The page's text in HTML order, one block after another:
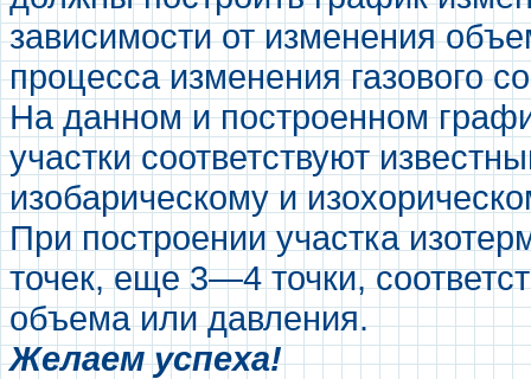
зависимости от изменения
процесса изменения газового
На данном и построенном
участки соответствуют
изобарическому и
При построении участка
точек, еще 3—4 точки,
объема или давления.
Желаем успеха!